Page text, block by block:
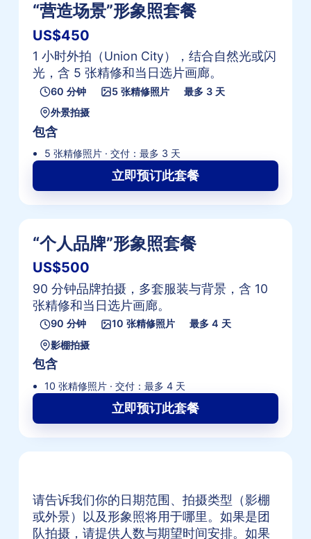
“营造场景”形象照套餐
US$450
1 小时外拍（Union City），结合自然光或闪
光，含 5 张精修和当日选片画廊。
60 分钟 5 张精修照片
最多 3 天
外景拍摄
包含
5 张精修照片 · 交付：最多 3 天
立即预订此套餐
“个人品牌”形象照套餐
US$500
90 分钟品牌拍摄，多套服装与背景，含 10
张精修和当日选片画廊。
90 分钟 10 张精修照片
最多 4 天
影棚拍摄
包含
10 张精修照片 · 交付：最多 4 天
立即预订此套餐
请告诉我们你的日期范围、拍摄类型（影棚
或外景）以及形象照将用于哪里。如果是团
队拍摄，请提供人数与期望时间安排。如果